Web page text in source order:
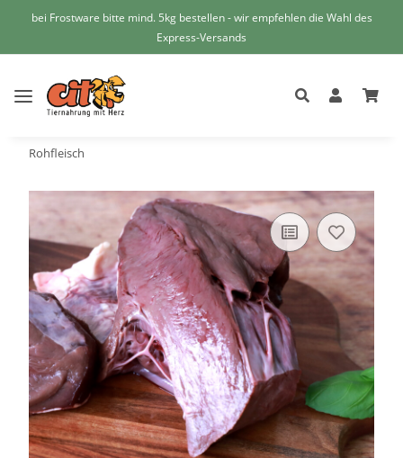
bei Frostware bitte mind. 5kg bestellen - wir empfehlen die Wahl des
Express-Versands
Rohfleisch